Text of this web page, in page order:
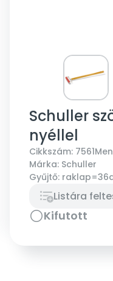
Schuller
nyéllel
Cikkszám: 7561
Márka: Schuller
Gyűjtő:
Listára
Kifutott